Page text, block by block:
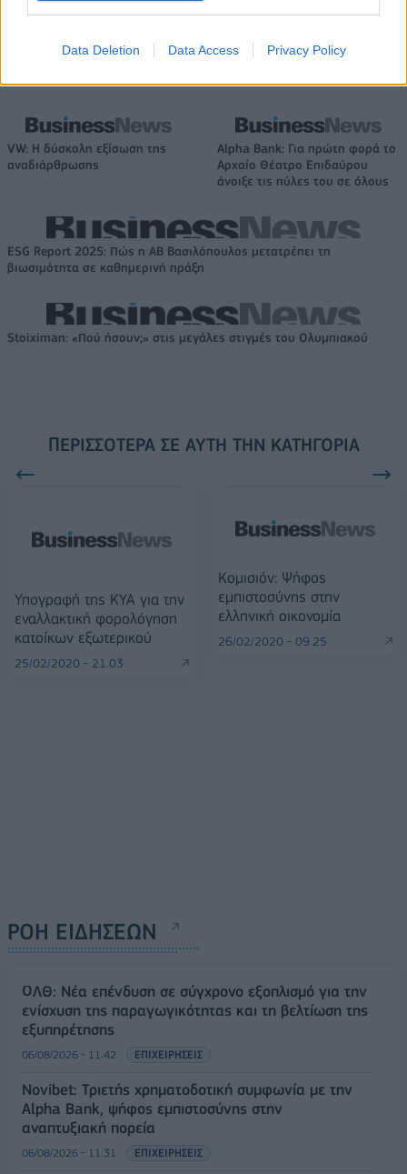
Data Deletion Data Access Privacy Policy
VW: Η δύσκολη εξίσωση της
αναδιάρθρωσης
Alpha Bank: Για πρώτη φορά το
Αρχαίο Θέατρο Επιδαύρου
άνοιξε τις πύλες του σε όλους
ESG Report 2025: Πώς η ΑΒ Βασιλόπουλος μετατρέπει τη
βιωσιμότητα σε καθημερινή πράξη
Stoiximan: «Πού ήσουν;» στις μεγάλες στιγμές του Ολυμπιακού
ΠΕΡΙΣΣΌΤΕΡΑ ΣΕ ΑΥΤΉ ΤΗΝ ΚΑΤΗΓΟΡΊΑ
Υπογραφή της KYA για την
εναλλακτική φορολόγηση
κατοίκων εξωτερικού
25/02/2020 - 21:03
Κομισιόν: Ψήφος
εμπιστοσύνης στην
ελληνική οικονομία
26/02/2020 - 09:25
ΡΟΗ ΕΙΔΗΣΕΩΝ
ΟΛΘ: Νέα επένδυση σε σύγχρονο εξοπλισμό για την
ενίσχυση της παραγωγικότητας και τη βελτίωση της
εξυπηρέτησης
06/08/2026 - 11:42 ΕΠΙΧΕΙΡΗΣΕΙΣ
Novibet: Τριετής χρηματοδοτική συμφωνία με την
Alpha Bank, ψήφος εμπιστοσύνης στην
αναπτυξιακή πορεία
06/08/2026 - 11:31 ΕΠΙΧΕΙΡΗΣΕΙΣ